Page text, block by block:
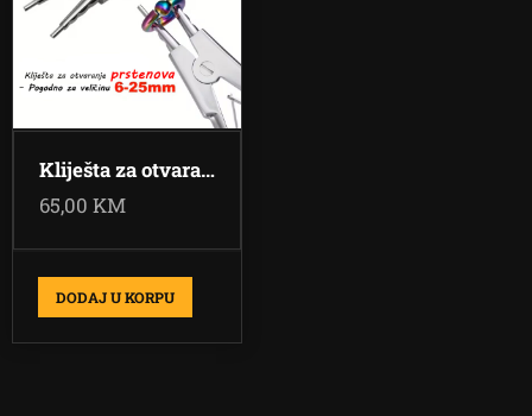
Kliješta za otvaranje i zatvaranje piercing prstenova
65,00 KM
DODAJ U KORPU